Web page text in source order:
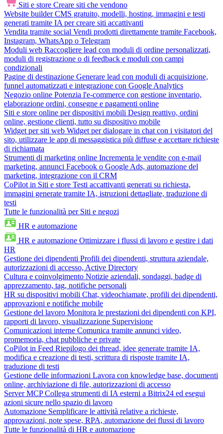
Siti e store Creare siti che vendono
Website builder CMS gratuito, modelli, hosting, immagini e testi
generati tramite IA per creare siti accattivanti
Vendita tramite social Vendi prodotti direttamente tramite Facebook,
Instagram, WhatsApp o Telegram
Moduli web Raccogliere lead con moduli di ordine personalizzati,
moduli di registrazione o di feedback e moduli con campi
condizionali
Pagine di destinazione Generare lead con moduli di acquisizione,
funnel automatizzati e integrazione con Google Analytics
Negozio online Potenzia l'e-commerce con gestione inventario,
elaborazione ordini, consegne e pagamenti online
Siti e store online per dispositivi mobili Design reattivo, ordini
online, gestione clienti, tutto su dispositivo mobile
Widget per siti web Widget per dialogare in chat con i visitatori del
sito, utilizzare le app di messaggistica più diffuse e accettare richieste
di richiamata
Strumenti di marketing online Incrementa le vendite con e-mail
marketing, annunci Facebook o Google Ads, automazione del
marketing, integrazione con il CRM
CoPilot in Siti e store Testi accattivanti generati su richiesta,
immagini generate tramite IA, istruzioni dettagliate, traduzione di
testi
Tutte le funzionalità per Siti e negozi
HR e automazione
HR e automazione Ottimizzare i flussi di lavoro e gestire i dati
HR
Gestione dei dipendenti Profili dei dipendenti, struttura aziendale,
autorizzazioni di accesso, Active Directory
Cultura e coinvolgimento Notizie aziendali, sondaggi, badge di
apprezzamento, tag, notifiche personali
HR su dispositivi mobili Chat, videochiamate, profili dei dipendenti,
approvazioni e notifiche mobile
Gestione del lavoro Monitora le prestazioni dei dipendenti con KPI,
rapporti di lavoro, visualizzazione Supervisione
Comunicazioni interne Comunica tramite annunci video,
promemoria, chat pubbliche e private
CoPilot in Feed Riepilogo dei thread, idee generate tramite IA,
modifica e creazione di testi, scrittura di risposte tramite IA,
traduzione di testi
Gestione delle informazioni Lavora con knowledge base, documenti
online, archiviazione di file, autorizzazioni di accesso
Server MCP Collega strumenti di IA esterni a Bitrix24 ed esegui
azioni sicure nello spazio di lavoro
Automazione Semplificare le attività relative a richieste,
approvazioni, note spese, RPA, automazione dei flussi di lavoro
Tutte le funzionalità di HR e automazione